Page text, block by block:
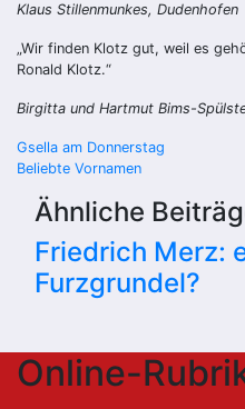
Klaus Stillenmunkes, Dudenhofen
„Wir finden Klotz gut, weil es
Ronald Klotz.“
Birgitta und Hartmut Bims-
Gsella am Donnerstag
Beliebte Vornamen
Ähnliche
Friedrich Merz:
Furzgrundel?
Online-